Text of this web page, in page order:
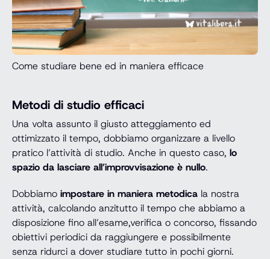
Come studiare bene ed in maniera efficace
Metodi di studio efficaci
Una volta assunto il giusto atteggiamento ed
ottimizzato il tempo, dobbiamo organizzare a livello
pratico l’attività di studio. Anche in questo caso, lo
spazio da lasciare all’improvvisazione è nullo.
Dobbiamo impostare in maniera metodica la nostra
attività, calcolando anzitutto il tempo che abbiamo a
disposizione fino all’esame,verifica o concorso, fissando
obiettivi periodici da raggiungere e possibilmente
senza ridurci a dover studiare tutto in pochi giorni.